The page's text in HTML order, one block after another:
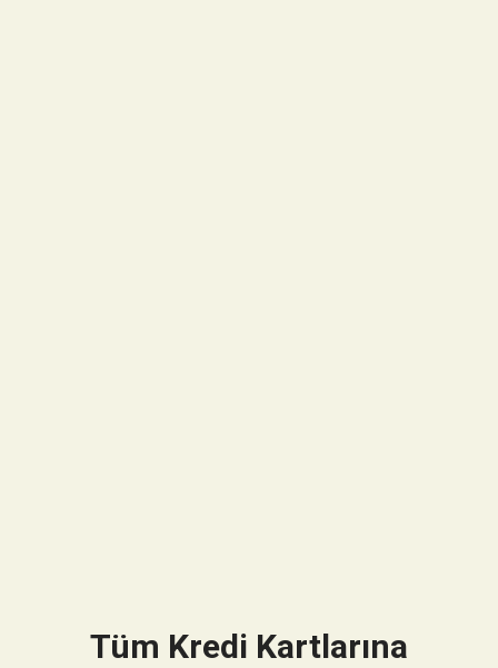
Tüm Kredi Kartlarına